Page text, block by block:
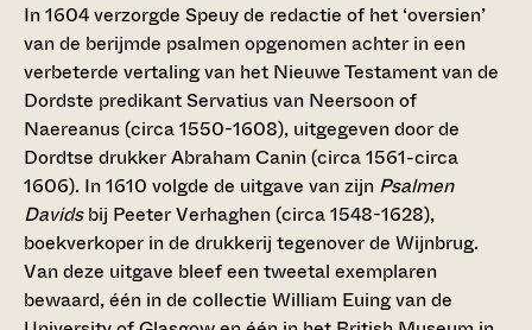
In 1604 verzorgde Speuy de redactie of het ‘oversien’
van de berijmde psalmen opgenomen achter in een
verbeterde vertaling van het Nieuwe Testament van de
Dordste predikant Servatius van Neersoon of
Naereanus (circa 1550-1608), uitgegeven door de
Dordtse drukker Abraham Canin (circa 1561-circa
1606). In 1610 volgde de uitgave van zijn Psalmen
Davidsbij Peeter Verhaghen (circa 1548-1628),
boekverkoper in de drukkerij tegenover de Wijnbrug.
Van deze uitgave bleef een tweetal exemplaren
bewaard, één in de collectie William Euing van de